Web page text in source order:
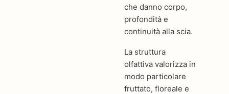
che danno corpo,
profondità e
continuità alla scia.
La struttura
olfattiva valorizza in
modo particolare
fruttato, floreale e